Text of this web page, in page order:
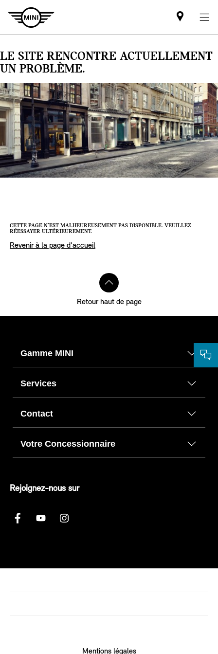
Mini
dealer
LE SITE RENCONTRE ACTUELLEMENT
UN PROBLÈME.
CETTE PAGE N’EST MALHEUREUSEMENT PAS DISPONIBLE. VEUILLEZ
RÉESSAYER ULTÉRIEUREMENT.
Revenir à la page d'accueil
Retour haut de page
Gamme MINI
Services
Contact
Votre Concessionnaire
Rejoignez-nous sur
Mentions légales